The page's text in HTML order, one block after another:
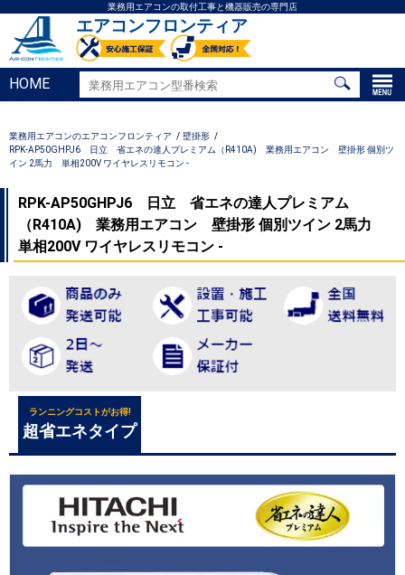
業務用エアコンの取付工事と機器販売の専門店
エアコンフロンティア
HOME
業務用エアコンのエアコンフロンティア
壁掛形
RPK-AP50GHPJ6 日立 省エネの達人プレミアム（R410A) 業務用エアコン 壁掛形 個別ツ
イン 2馬力 単相200V ワイヤレスリモコン -
RPK-AP50GHPJ6 日立 省エネの達人プレミアム
（R410A) 業務用エアコン 壁掛形 個別ツイン 2馬力
単相200V ワイヤレスリモコン -
ランニングコストがお得!
超省エネタイプ